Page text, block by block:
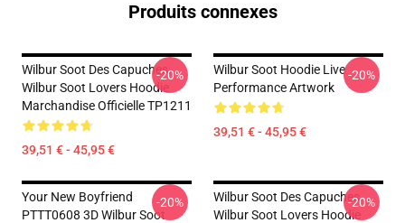
Produits connexes
Wilbur Soot Des Capuches...
Wilbur Soot Lovers Hoodie
Marchandise Officielle TP1211
39,51 € - 45,95 €
-20%
Wilbur Soot Hoodie Live
Performance Artwork
39,51 € - 45,95 €
-20%
Your New Boyfriend
PTTT0608 3D Wilbur Soot
-20%
Wilbur Soot Des Capuches...
Wilbur Soot Lovers Hoodie
-20%